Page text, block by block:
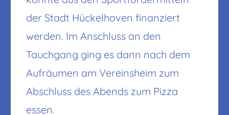
der Stadt Hückelhoven finanziert
werden. Im Anschluss an den
Tauchgang ging es dann nach dem
Aufräumen am Vereinsheim zum
Abschluss des Abends zum Pizza
essen.